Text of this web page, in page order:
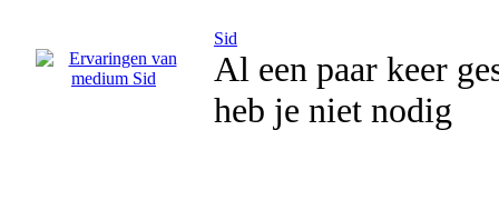
Sid
Al een paar keer
heb je niet nodig